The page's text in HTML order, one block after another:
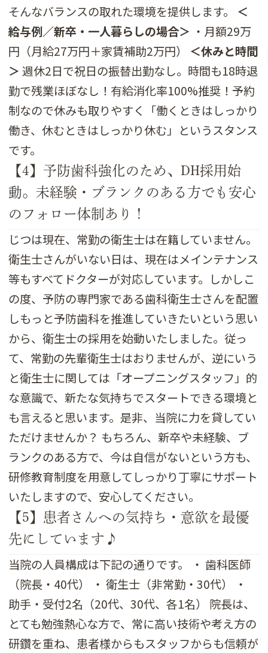
そんなバランスの取れた環境を提供します。 ＜
給与例／新卒・一人暮らしの場合＞ ・月額29万
円（月給27万円＋家賃補助2万円） ＜休みと時間
＞ 週休2日で祝日の振替出勤なし。時間も18時退
勤で残業ほぼなし！有給消化率100%推奨！予約
制なので休みも取りやすく「働くときはしっかり
働き、休むときはしっかり休む」というスタンス
です。
【4】予防歯科強化のため、DH採用始
動。未経験・ブランクのある方でも安心
のフォロー体制あり！
じつは現在、常勤の衛生士は在籍していません。
衛生士さんがいない日は、現在はメインテナンス
等もすべてドクターが対応しています。しかしこ
の度、予防の専門家である歯科衛生士さんを配置
しもっと予防歯科を推進していきたいという思い
から、衛生士の採用を始動いたしました。従っ
て、常勤の先輩衛生士はおりませんが、逆にいう
と衛生士に関しては「オープニングスタッフ」的
な意識で、新たな気持ちでスタートできる環境と
も言えると思います。是非、当院に力を貸してい
ただけませんか？ もちろん、新卒や未経験、ブ
ランクのある方で、今は自信がないという方も、
研修教育制度を用意してしっかり丁寧にサポート
いたしますので、安心してください。
【5】患者さんへの気持ち・意欲を最優
先にしています♪
当院の人員構成は下記の通りです。 ・ 歯科医師
（院長・40代） ・ 衛生士（非常勤・30代） ・
助手・受付2名（20代、30代、各1名） 院長は、
とても勉強熱心な方で、常に高い技術や考え方の
研鑽を重ね、患者様からもスタッフからも信頼が